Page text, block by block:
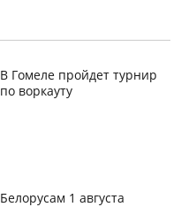
В Гомеле пройдет турнир
по воркауту
Белорусам 1 августа